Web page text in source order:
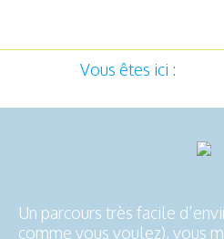
Vous êtes ici :
Un parcours très facile
comme vous voulez), vous